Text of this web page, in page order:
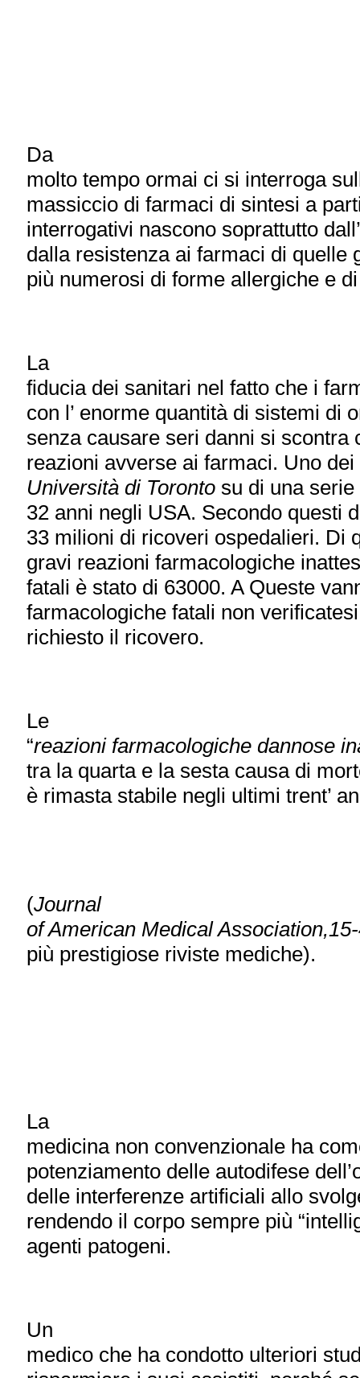
Da
molto tempo ormai ci si interroga
massiccio di farmaci di sintesi a
interrogativi nascono soprattutto
dalla resistenza ai farmaci di quelle
più numerosi di forme allergiche e
La
fiducia dei sanitari nel fatto che i
con l’ enorme quantità di sistemi di
senza causare seri danni si
reazioni avverse ai farmaci. Uno
Università di Toronto su di una
32 anni negli USA. Secondo questi
33 milioni di ricoveri ospedalieri. Di
gravi reazioni farmacologiche
fatali è stato di 63000. A Queste
farmacologiche fatali non
richiesto il ricovero.
Le
“reazioni farmacologiche dannose
tra la quarta e la sesta causa di
è rimasta stabile negli ultimi trent’
(Journal
of American Medical
più prestigiose riviste mediche).
La
medicina non convenzionale ha
potenziamento delle autodifese
delle interferenze artificiali allo
rendendo il corpo sempre più
agenti patogeni.
Un
medico che ha condotto ulteriori